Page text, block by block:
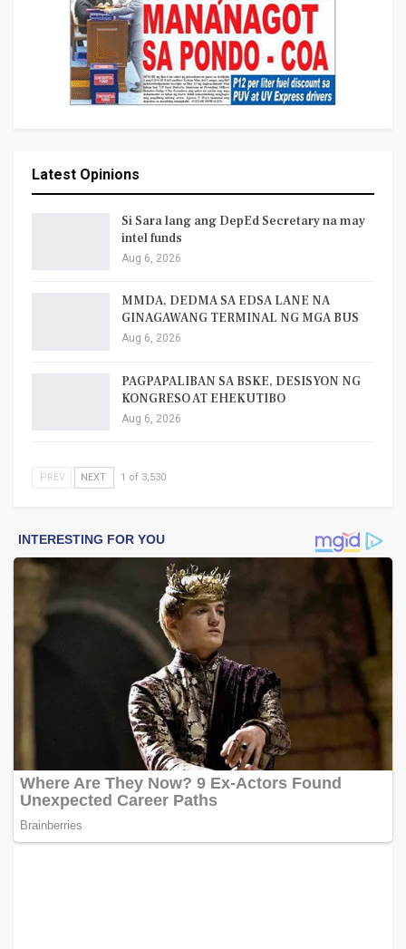
Latest Opinions
Si Sara lang ang DepEd Secretary na may
intel funds
Aug 6, 2026
MMDA, DEDMA SA EDSA LANE NA
GINAGAWANG TERMINAL NG MGA BUS
Aug 6, 2026
PAGPAPALIBAN SA BSKE, DESISYON NG
KONGRESO AT EHEKUTIBO
Aug 6, 2026
PREV NEXT 1 of 3,530